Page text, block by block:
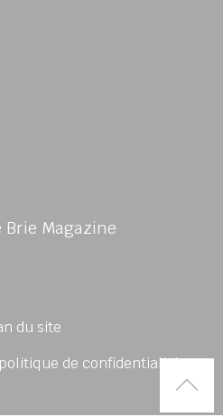
Brie Magazine
du site
de confidentialité